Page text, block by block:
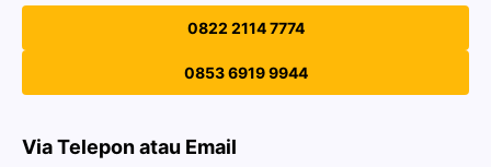
0822 2114 7774
0853 6919 9944
Via Telepon atau Email